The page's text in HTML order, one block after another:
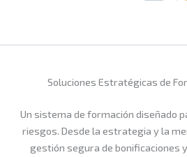
Soluciones Estratégicas de
Un sistema de formación diseñado
riesgos. Desde la estrategia y la
gestión segura de bonificaciones